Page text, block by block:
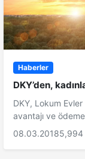
Haberler
DKY’den,
DKY, Lokum
avantajı ve
08.03.20185,994